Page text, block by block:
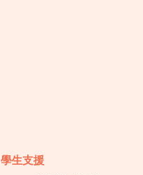
學生支援